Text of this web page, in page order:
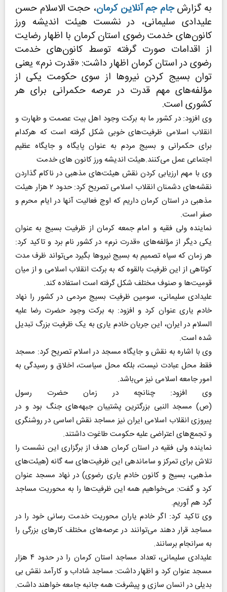
به گزارشجام جم آنلاین کرمان، حجت الاسلام حسن
علیدادی سلیمانی، در نشست هیئت اندیشه ورز
کانون‌های خدمت رضوی استان کرمان با اظهار رضایت
از اقدامات صورت گرفته توسط کانون‌های خدمت
رضوی در استان کرمان اظهار داشت: «قدرت نرم» یعنی
توان بسیج کردن نیروها از سوی حکومت یکی از
مؤلفه‌های مهم قدرت در عرصه حکمرانی برای هر
کشوری است.
وی افزود: در کشور ما به برکت وجود اهل بیت عصمت و طهارت و
انقلاب اسلامی ظرفیت‌های خوبی شکل گرفته است که هرکدام
برای حکمرانی و بسیج مردم به عنوان پایگاه و جایگاه عظیم
اجتماعی عمل می‌کنند.هیئت اندیشه ورز کانون های خدمت
وی با مهم ارزیابی کردن نقش هیئت‌های مذهبی در ناکام گذاردن
نقشه‌های دشمنان انقلاب اسلامی تصریح کرد: حدود ۲ هزار هیئت
مذهبی در استان کرمان داریم که اوج فعالیت آنها در ایام محرم و
صفر است.
نماینده ولی فقیه و امام جمعه کرمان از ظرفیت بسیج به عنوان
یکی دیگر از مؤلفه‌های «قدرت نرم» در کشور نام برد و تاکید کرد:
هر زمان که سپاه تصمیم به بسیج نیروها بگیرد می‌تواند ظرف مدت
کوتاهی از این ظرفیت بالقوه که به برکت انقلاب اسلامی و از میان
قومیت‌ها و صنوف مختلف شکل گرفته است استفاده کند.
علیدادی سلیمانی، سومین ظرفیت بسیج مردمی در کشور را نهاد
خادم یاری عنوان کرد و افزود: به برکت وجود حضرت رضا علیه
السلام در ایران، این جریان خادم یاری به یک ظرفیت بزرگ تبدیل
شده است.
وی با اشاره به نقش و جایگاه مسجد در اسلام تصریح کرد: مسجد
فقط محل عبادت نیست، بلکه محل سیاست، اخلاق و رسیدگی به
امور جامعه اسلامی نیز می‌باشد.
وی افزود: چنانچه در زمان حضرت رسول
(ص) مسجد النبی بزرگترین پشتیبان جبهه‌های جنگ بود و در
پیروزی انقلاب اسلامی ایران نیز مساجد نقش اساسی در روشنگری
و تجمع‌های اعتراضی علیه حکومت طاغوت داشتند.
نماینده ولی فقیه در استان کرمان هدف از برگزاری این نشست را
تلاش برای تمرکز و ساماندهی این ظرفیت‌های سه گانه (هیئت‌های
مذهبی، بسیج و کانون خادم یاری رضوی) در نهاد مسجد عنوان
کرد و گفت: می‌خواهیم همه این ظرفیت‌ها را به محوریت مساجد
گرد هم آوریم.
وی تاکید کرد: اگر خادم یاران محوریت خدمت رسانی خود را در
مساجد قرار دهند می‌توانند در عرصه‌های مختلف کارهای بزرگی را
به سرانجام برسانند.
علیدادی سلیمانی، تعداد مساجد استان کرمان را در حدود ۴ هزار
مسجد عنوان کرد و اظهار داشت: مساجد شاداب و کارآمد نقش بی
بدیلی در انسان سازی و پیشرفت همه جانبه جامعه خواهند داشت.